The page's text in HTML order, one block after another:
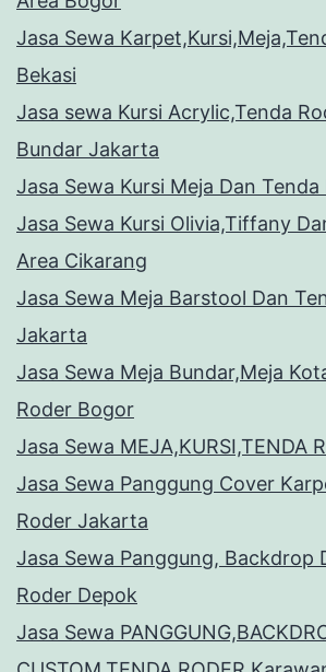
Jasa Sewa
Bekasi
Jasa sewa Kursi Acrylic,Tenda
Bundar Jakarta
Jasa Sewa Kursi Meja Dan
Jasa Sewa Kursi Olivia,Tiffany
Area Cikarang
Jasa Sewa Meja Barstool Dan
Jakarta
Jasa Sewa Meja Bundar,Meja
Roder Bogor
Jasa Sewa MEJA,KURSI,TENDA
Jasa Sewa Panggung Cover
Roder Jakarta
Jasa Sewa Panggung, Backdrop
Roder Depok
Jasa Sewa